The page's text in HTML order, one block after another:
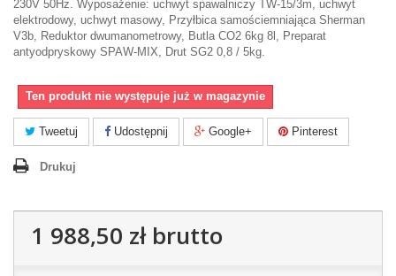
230V 50Hz. Wyposażenie: uchwyt spawalniczy TW-15/3m, uchwyt
elektrodowy, uchwyt masowy, Przyłbica samościemniająca Sherman
V3b, Reduktor dwumanometrowy, Butla CO2 6kg 8l, Preparat
antyodpryskowy SPAW-MIX, Drut SG2 0,8 / 5kg.
Ten produkt nie występuje już w magazynie
Tweetuj Udostępnij Google+ Pinterest
Drukuj
1 988,50 złbrutto